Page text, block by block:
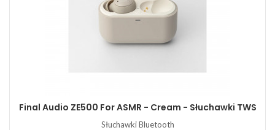
Final Audio ZE500 For ASMR - Cream - Słuchawki TWS
Słuchawki Bluetooth